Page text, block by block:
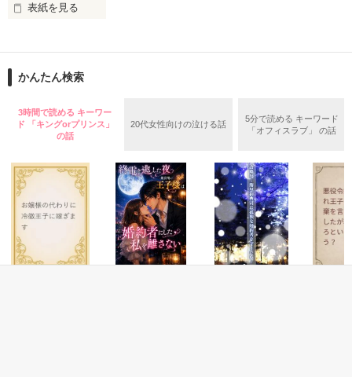
お互いの日常を垣間見ることになり
彼女らのモラル（倫理、道徳）が壊れ始め…
モラルハザードを起こす…
＊モラルハザード
倫理の欠如。倫理観や道徳的節度がなくなり，社会的な責任を
果たさないこと。
wikipediaより
表紙を見る
｢久しぶり。いやぁ、脱獄するのに苦労したよ｣
爽やかに語る囚人
｢君に会うために、俺、頑張ったんだよ。
ああ、もう離さない｣
彼が、帰ってきた
かんたん検索
3時間で読める キーワー
ド 「キングorプリンス」
の話
20代女性向けの泣ける話
5分で読める キーワード
「オフィスラブ」 の話